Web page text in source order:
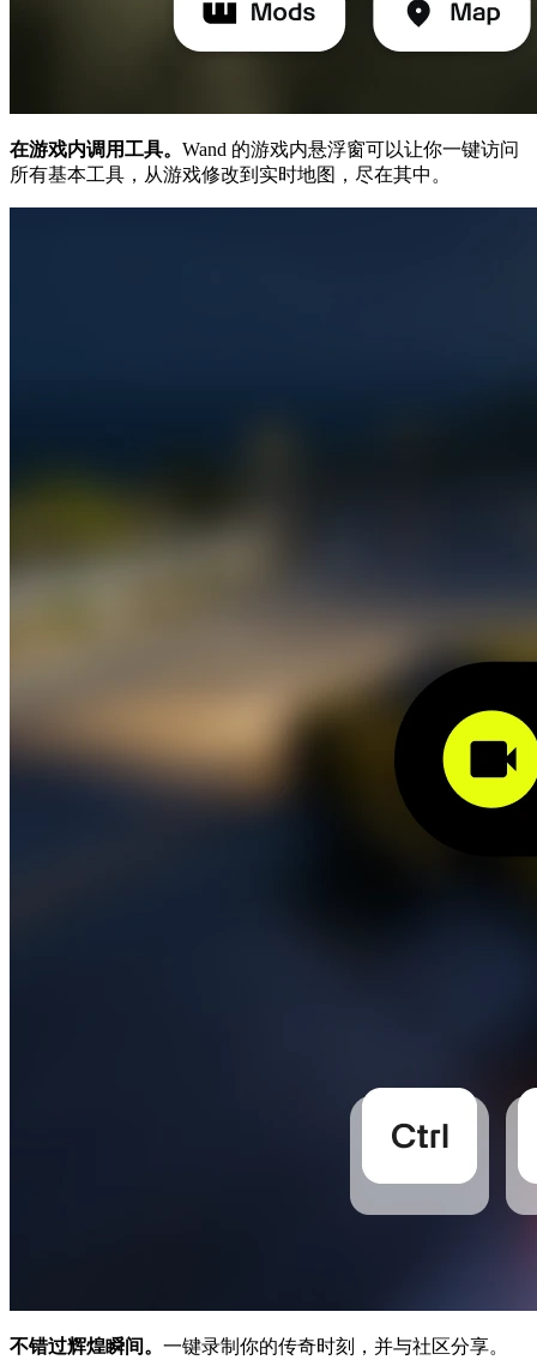
在游戏内调用工具。 Wand 的游戏内悬浮窗可以让你一键访问
所有基本工具，从游戏修改到实时地图，尽在其中。
不错过辉煌瞬间。 一键录制你的传奇时刻，并与社区分享。